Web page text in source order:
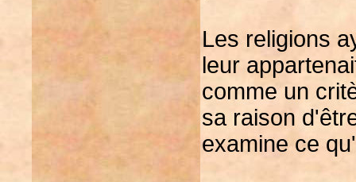
Les religions
leur
comme un
sa raison
examine ce